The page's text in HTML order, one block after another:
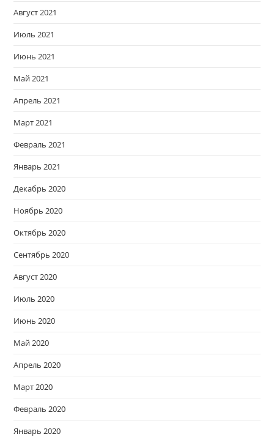
Август 2021
Июль 2021
Июнь 2021
Май 2021
Апрель 2021
Март 2021
Февраль 2021
Январь 2021
Декабрь 2020
Ноябрь 2020
Октябрь 2020
Сентябрь 2020
Август 2020
Июль 2020
Июнь 2020
Май 2020
Апрель 2020
Март 2020
Февраль 2020
Январь 2020